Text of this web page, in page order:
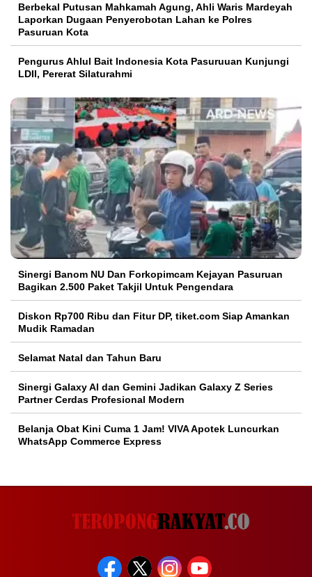
Berbekal Putusan Mahkamah Agung, Ahli Waris Mardeyah
Laporkan Dugaan Penyerobotan Lahan ke Polres
Pasuruan Kota
Pengurus Ahlul Bait Indonesia Kota Pasuruuan Kunjungi
LDII, Pererat Silaturahmi
Sinergi Banom NU Dan Forkopimcam Kejayan Pasuruan
Bagikan 2.500 Paket Takjil Untuk Pengendara
Diskon Rp700 Ribu dan Fitur DP, tiket.com Siap Amankan
Mudik Ramadan
Selamat Natal dan Tahun Baru
Sinergi Galaxy AI dan Gemini Jadikan Galaxy Z Series
Partner Cerdas Profesional Modern
Belanja Obat Kini Cuma 1 Jam! VIVA Apotek Luncurkan
WhatsApp Commerce Express